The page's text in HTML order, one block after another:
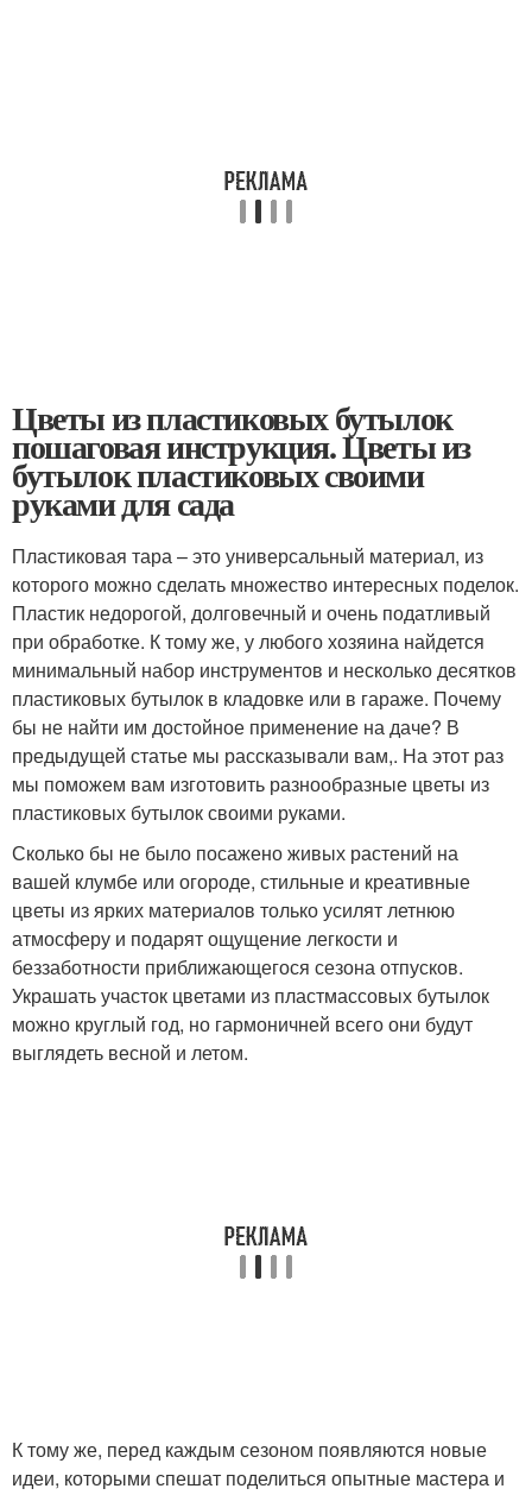
Цветы из пластиковых бутылок
пошаговая инструкция. Цветы из
бутылок пластиковых своими
руками для сада
Пластиковая тара – это универсальный материал, из
которого можно сделать множество интересных поделок.
Пластик недорогой, долговечный и очень податливый
при обработке. К тому же, у любого хозяина найдется
минимальный набор инструментов и несколько десятков
пластиковых бутылок в кладовке или в гараже. Почему
бы не найти им достойное применение на даче? В
предыдущей статье мы рассказывали вам,. На этот раз
мы поможем вам изготовить разнообразные цветы из
пластиковых бутылок своими руками.
Сколько бы не было посажено живых растений на
вашей клумбе или огороде, стильные и креативные
цветы из ярких материалов только усилят летнюю
атмосферу и подарят ощущение легкости и
беззаботности приближающегося сезона отпусков.
Украшать участок цветами из пластмассовых бутылок
можно круглый год, но гармоничней всего они будут
выглядеть весной и летом.
К тому же, перед каждым сезоном появляются новые
идеи, которыми спешат поделиться опытные мастера и